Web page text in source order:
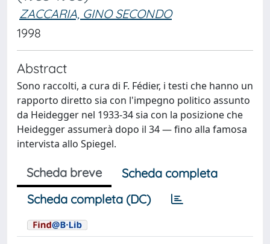
ZACCARIA, GINO SECONDO
1998
Abstract
Sono raccolti, a cura di F. Fédier, i testi che hanno un
rapporto diretto sia con l'impegno politico assunto
da Heidegger nel 1933-34 sia con la posizione che
Heidegger assumerà dopo il 34 — fino alla famosa
intervista allo Spiegel.
Scheda breve
Scheda completa
Scheda completa (DC)